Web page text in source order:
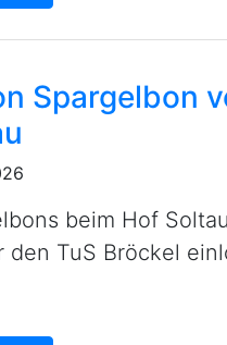
Spargelbon
beim Hof
den TuS Bröckel